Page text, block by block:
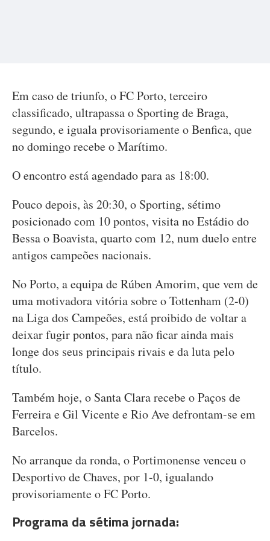
Em caso de triunfo, o FC Porto, terceiro
classificado, ultrapassa o Sporting de Braga,
segundo, e iguala provisoriamente o Benfica, que
no domingo recebe o Marítimo.
O encontro está agendado para as 18:00.
Pouco depois, às 20:30, o Sporting, sétimo
posicionado com 10 pontos, visita no Estádio do
Bessa o Boavista, quarto com 12, num duelo entre
antigos campeões nacionais.
No Porto, a equipa de Rúben Amorim, que vem de
uma motivadora vitória sobre o Tottenham (2-0)
na Liga dos Campeões, está proibido de voltar a
deixar fugir pontos, para não ficar ainda mais
longe dos seus principais rivais e da luta pelo
título.
Também hoje, o Santa Clara recebe o Paços de
Ferreira e Gil Vicente e Rio Ave defrontam-se em
Barcelos.
No arranque da ronda, o Portimonense venceu o
Desportivo de Chaves, por 1-0, igualando
provisoriamente o FC Porto.
Programa da sétima jornada: